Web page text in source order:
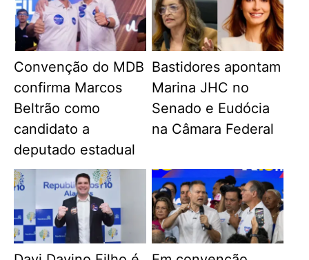
Convenção do MDB
confirma Marcos
Beltrão como
candidato a
deputado estadual
Bastidores apontam
Marina JHC no
Senado e Eudócia
na Câmara Federal